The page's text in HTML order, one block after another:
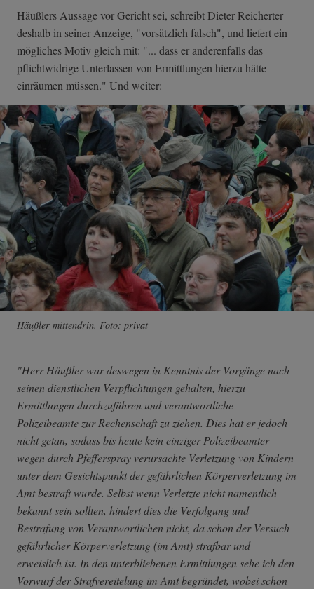
Häußlers Aussage vor Gericht sei, schreibt Dieter Reicherter
deshalb in seiner Anzeige, "vorsätzlich falsch", und liefert ein
mögliches Motiv gleich mit: "... dass er anderenfalls das
pflichtwidrige Unterlassen von Ermittlungen hierzu hätte
einräumen müssen." Und weiter:
Häußler mittendrin. Foto: privat
"Herr Häußler war deswegen in Kenntnis der Vorgänge nach
seinen dienstlichen Verpflichtungen gehalten, hierzu
Ermittlungen durchzuführen und verantwortliche
Polizeibeamte zur Rechenschaft zu ziehen. Dies hat er jedoch
nicht getan, sodass bis heute kein einziger Polizeibeamter
wegen durch Pfefferspray verursachte Verletzung von Kindern
unter dem Gesichtspunkt der gefährlichen Körperverletzung im
Amt bestraft wurde. Selbst wenn Verletzte nicht namentlich
bekannt sein sollten, hindert dies die Verfolgung und
Bestrafung von Verantwortlichen nicht, da schon der Versuch
gefährlicher Körperverletzung (im Amt) strafbar und
erweislich ist. In den unterbliebenen Ermittlungen sehe ich den
Vorwurf der Strafvereitelung im Amt begründet, wobei schon